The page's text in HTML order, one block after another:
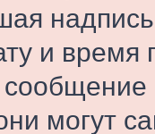
и
могут